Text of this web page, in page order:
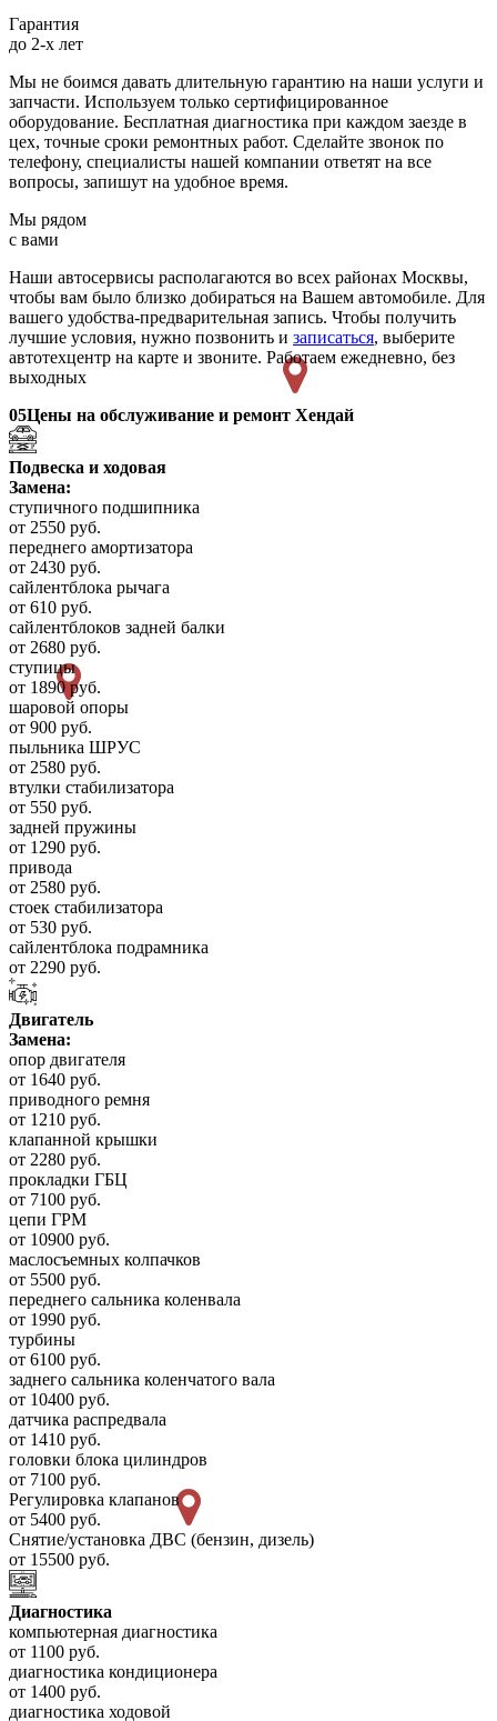
Гарантия
до 2-х лет
Мы не боимся давать длительную гарантию на наши услуги и
запчасти. Используем только сертифицированное
оборудование. Бесплатная диагностика при каждом заезде в
цех, точные сроки ремонтных работ. Сделайте звонок по
телефону, специалисты нашей компании ответят на все
вопросы, запишут на удобное время.
Мы рядом
с вами
Наши автосервисы располагаются во всех районах Москвы,
чтобы вам было близко добираться на Вашем автомобиле. Для
вашего удобства-предварительная запись. Чтобы получить
лучшие условия, нужно позвонить и записаться, выберите
автотехцентр на карте и звоните. Работаем ежедневно, без
выходных
05Цены на обслуживание и ремонт Хендай
Подвеска и ходовая
Замена:
ступичного подшипника
от 2550 руб.
переднего амортизатора
от 2430 руб.
сайлентблока рычага
от 610 руб.
сайлентблоков задней балки
от 2680 руб.
ступицы
от 1890 руб.
шаровой опоры
от 900 руб.
пыльника ШРУС
от 2580 руб.
втулки стабилизатора
от 550 руб.
задней пружины
от 1290 руб.
привода
от 2580 руб.
стоек стабилизатора
от 530 руб.
сайлентблока подрамника
от 2290 руб.
Двигатель
Замена:
опор двигателя
от 1640 руб.
приводного ремня
от 1210 руб.
клапанной крышки
от 2280 руб.
прокладки ГБЦ
от 7100 руб.
цепи ГРМ
от 10900 руб.
маслосъемных колпачков
от 5500 руб.
переднего сальника коленвала
от 1990 руб.
турбины
от 6100 руб.
заднего сальника коленчатого вала
от 10400 руб.
датчика распредвала
от 1410 руб.
головки блока цилиндров
от 7100 руб.
Регулировка клапанов
от 5400 руб.
Снятие/установка ДВС (бензин, дизель)
от 15500 руб.
Диагностика
компьютерная диагностика
от 1100 руб.
диагностика кондиционера
от 1400 руб.
диагностика ходовой